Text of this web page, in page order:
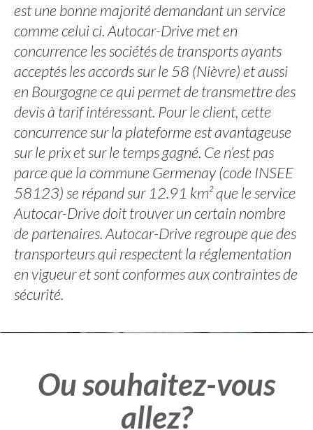
est une bonne majorité demandant un service
comme celui ci. Autocar-Drive met en
concurrence les sociétés de transports ayants
acceptés les accords sur le 58 (Nièvre) et aussi
en Bourgogne ce qui permet de transmettre des
devis à tarif intéressant. Pour le client, cette
concurrence sur la plateforme est avantageuse
sur le prix et sur le temps gagné. Ce n’est pas
parce que la commune Germenay (code INSEE
58123) se répand sur 12.91 km² que le service
Autocar-Drive doit trouver un certain nombre
de partenaires. Autocar-Drive regroupe que des
transporteurs qui respectent la réglementation
en vigueur et sont conformes aux contraintes de
sécurité.
Ou souhaitez-vous
allez?